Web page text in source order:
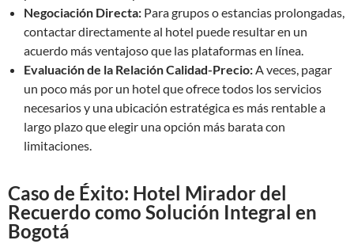
Negociación Directa: Para grupos o estancias prolongadas,
contactar directamente al hotel puede resultar en un
acuerdo más ventajoso que las plataformas en línea.
Evaluación de la Relación Calidad-Precio:A veces, pagar
un poco más por un hotel que ofrece todos los servicios
necesarios y una ubicación estratégica es más rentable a
largo plazo que elegir una opción más barata con
limitaciones.
Caso de Éxito: Hotel Mirador del
Recuerdo como Solución Integral en
Bogotá